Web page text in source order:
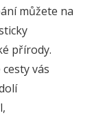
můžete na
přírody.
vás